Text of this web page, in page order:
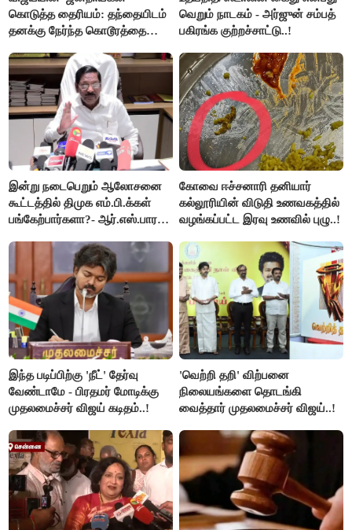
கொடுத்த தைரியம்: தந்தையிடம்
தனக்கு நேர்ந்த கொடூரத்தை
வெறும் நாடகம் - அர்ஜுன் சம்பத்
பகிரங்க குற்றச்சாட்டு..!
இன்று நடைபெறும் ஆலோசனை
கூட்டத்தில் திமுக எம்.பி.க்கள்
பங்கேற்பார்களா?- ஆர்.எஸ்.பாரதி
கோவை ஈச்சனாரி தனியார்
கல்லூரியின் விடுதி உணவகத்தில்
வழங்கப்பட்ட இரவு உணவில் புழு..!
இந்த படிப்பிற்கு 'நீட்' தேர்வு
வேண்டாமே - பிரதமர் மோடிக்கு
முதலமைச்சர் விஜய் கடிதம்..!
'வெற்றி தறி' விற்பனை
நிலையங்களை தொடங்கி
வைத்தார் முதலமைச்சர் விஜய்..!